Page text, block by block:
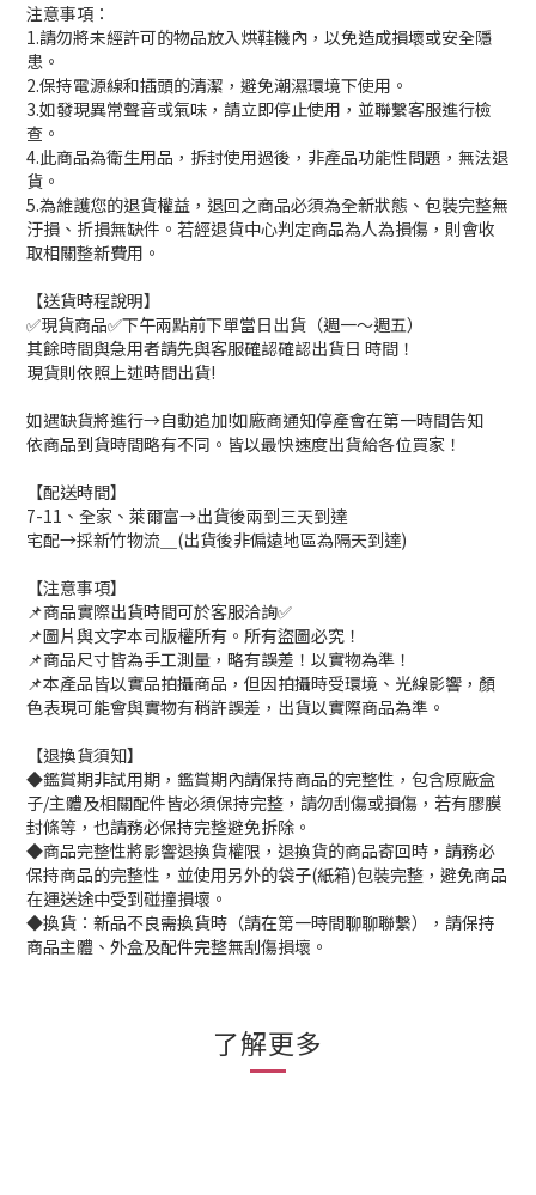
注意事項：
1.請勿將未經許可的物品放入烘鞋機內，以免造成損壞或安全隱
患。​
2.保持電源線和插頭的清潔，避免潮濕環境下使用。​
3.如發現異常聲音或氣味，請立即停止使用，並聯繫客服進行檢
查。
4.此商品為衛生用品，拆封使用過後，非產品功能性問題，無法退
貨。
5.為維護您的退貨權益，退回之商品必須為全新狀態、包裝完整無
汙損、折損無缺件。若經退貨中心判定商品為人為損傷，則會收
取相關整新費用。
【送貨時程說明】
✅現貨商品✅下午兩點前下單當日出貨（週一～週五）
其餘時間與急用者請先與客服確認確認出貨日 時間！
現貨則依照上述時間出貨!
如遇缺貨將進行→自動追加!如廠商通知停產會在第一時間告知
依商品到貨時間略有不同。皆以最快速度出貨給各位買家！
【配送時間】
7-11、全家、萊爾富→出貨後兩到三天到達
宅配→採新竹物流＿(出貨後非偏遠地區為隔天到達)
【注意事項】
📌商品實際出貨時間可於客服洽詢✅
📌圖片與文字本司版權所有。所有盜圖必究！
📌商品尺寸皆為手工測量，略有誤差！以實物為準！
📌本產品皆以實品拍攝商品，但因拍攝時受環境、光線影響，顏
色表現可能會與實物有稍許誤差，出貨以實際商品為準。
【退換貨須知】
◆鑑賞期非試用期，鑑賞期內請保持商品的完整性，包含原廠盒
子/主體及相關配件皆必須保持完整，請勿刮傷或損傷，若有膠膜
封條等，也請務必保持完整避免拆除。
◆商品完整性將影響退換貨權限，退換貨的商品寄回時，請務必
保持商品的完整性，並使用另外的袋子(紙箱)包裝完整，避免商品
在運送途中受到碰撞損壞。
◆換貨：新品不良需換貨時（請在第一時間聊聊聯繫），請保持
商品主體、外盒及配件完整無刮傷損壞。
了解更多